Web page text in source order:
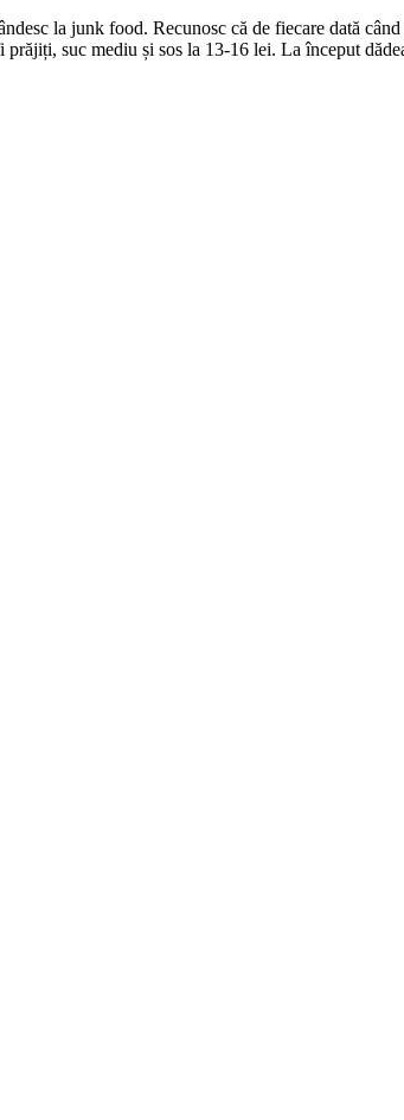
la junk food. Recunosc că de fiecare dată
suc mediu și sos la 13-16 lei. La început